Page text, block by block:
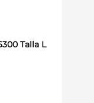
Talla L